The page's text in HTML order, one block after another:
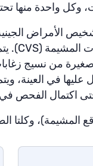
واحدة منها
الأمراض
من نسيج
اكتمال الفحص
المشيمة)، وكلتا